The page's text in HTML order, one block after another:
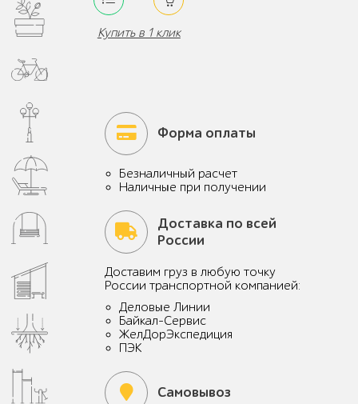
Купить в 1 клик
Форма оплаты
Безналичный расчет
Наличные при получении
Доставка по всей
России
Доставим груз в любую точку
России транспортной компанией:
Деловые Линии
Байкал-Сервис
ЖелДорЭкспедиция
ПЭК
Самовывоз